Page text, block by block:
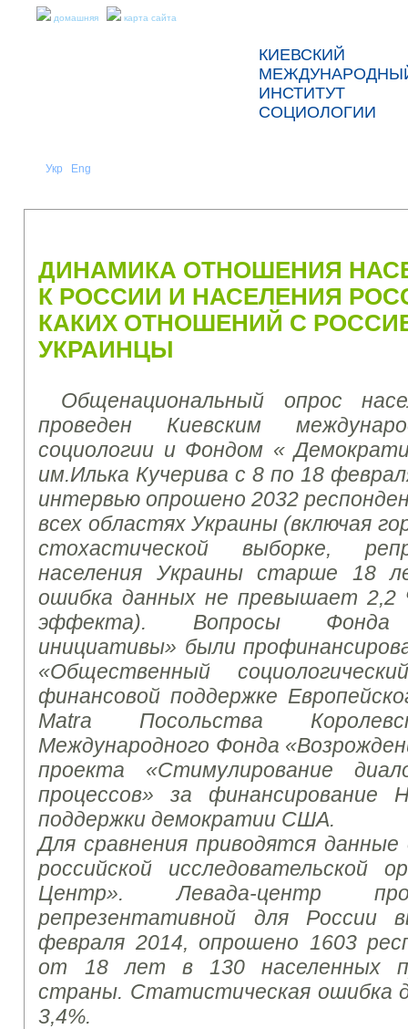
домашняя карта сайта
КИЕВСКИЙ
ИНСТИТУТ
СОЦИОЛОГИИ
Укр Eng
ДИНАМИКА ОТНОШЕНИЯ
К РОССИИ И НАСЕЛЕНИЯ
КАКИХ ОТНОШЕНИЙ С
УКРАИНЦЫ
Общенациональный опрос
проведен Киевским
социологии и Фондом «
им.Илька Кучерива с 8 по 18
интервью опрошено 2032
всех областях Украины (включая
стохастической выборке,
населения Украины старше 18
ошибка данных не превышает 2,2
эффекта). Вопросы Фонда
инициативы» были
«Общественный
финансовой поддержке
Matra Посольства
Международного Фонда
проекта «Стимулирование
процессов» за финансирование
поддержки демократии США.
Для сравнения приводятся данные
российской
исследовательской
Центр».Левада-центр
репрезентативной
для России
февраля 2014,опрошено 1603
от
18 лет в 130 населенных
страны. Статистическая ошибка
3,4%.